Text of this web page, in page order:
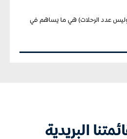
عدد الرحلات) هي ما يساهم في
البريدية